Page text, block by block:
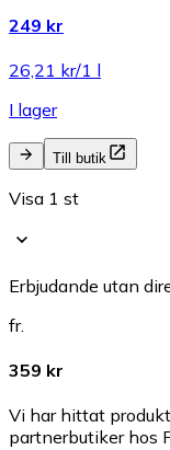
249 kr
26,21 kr/1 l
I lager
Till butik
Visa 1 st
Erbjudande utan
fr.
359 kr
Vi har hittat
partnerbutiker hos